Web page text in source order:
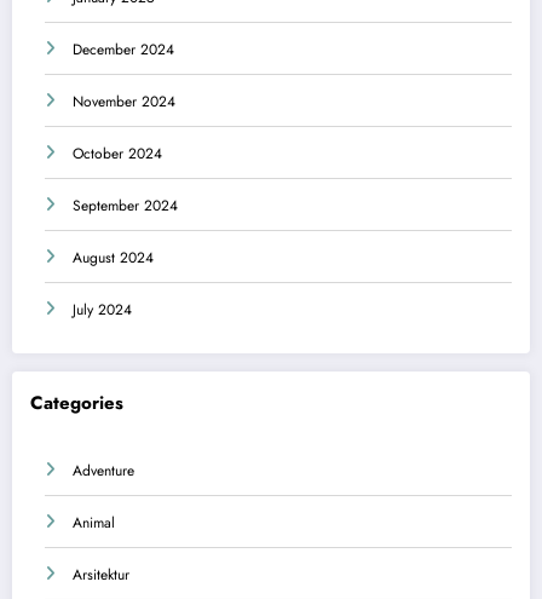
December 2024
November 2024
October 2024
September 2024
August 2024
July 2024
Categories
Adventure
Animal
Arsitektur